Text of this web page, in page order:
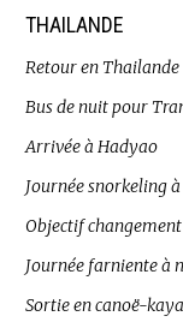
THAILANDE
Retour en Thailande
Bus de nuit pour
Arrivée à Hadyao
Journée snorkeling
Objectif changement
Journée farniente à
Sortie en canoë-